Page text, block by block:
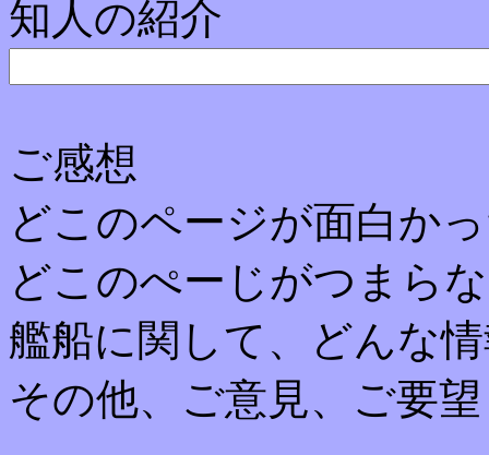
知人の紹介
ご感想
どこのページが面白か
どこのぺーじがつまら
艦船に関して、どんな
その他、ご意見、ご要望